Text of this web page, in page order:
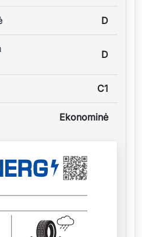
D
D
C1
Ekonominė